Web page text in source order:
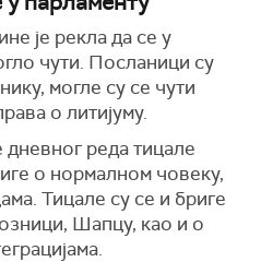
је рекла да се у
чути. Посланици су
могле су се чути
о литијуму.
реда тицале
о нормалном човеку,
Тицале су се и бриге
Шапцу, као и о